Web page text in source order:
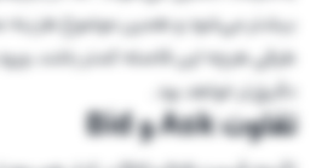
بیشتر می‌شود و همین موضوع هزینه
طرفی هرچه این فاصله کمتر باشد، ورود
دقیق‌تر خواهد بود.
تفاوت Ask و Bid